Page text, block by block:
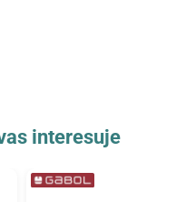
interesuje